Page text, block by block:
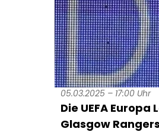
05.03.2025 – 17:00 Uhr
Die UEFA
Glasgow